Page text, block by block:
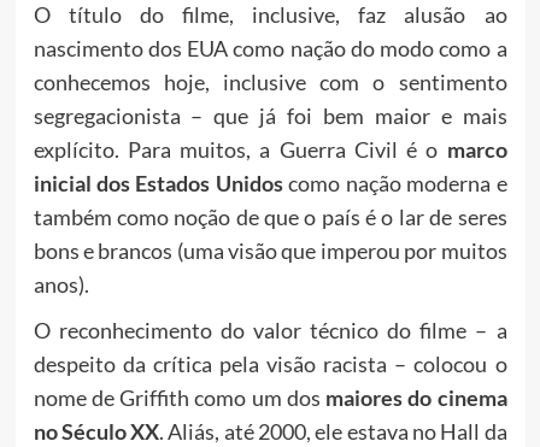
O título do filme, inclusive, faz alusão ao
nascimento dos EUA como nação do modo como a
conhecemos hoje, inclusive com o sentimento
segregacionista – que já foi bem maior e mais
explícito. Para muitos, a Guerra Civil é o marco
inicial dos Estados Unidoscomo nação moderna e
também como noção de que o país é o lar de seres
bons e brancos (uma visão que imperou por muitos
anos).
O reconhecimento do valor técnico do filme – a
despeito da crítica pela visão racista – colocou o
nome de Griffith como um dos maiores do cinema
no Século XX. Aliás, até 2000, ele estava no Hall da